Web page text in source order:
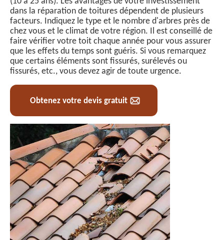
dans la réparation de toitures dépendent de plusieurs
facteurs. Indiquez le type et le nombre d'arbres près de
chez vous et le climat de votre région. Il est conseillé de
faire vérifier votre toit chaque année pour vous assurer
que les effets du temps sont guéris. Si vous remarquez
que certains éléments sont fissurés, surélevés ou
fissurés, etc., vous devez agir de toute urgence.
Obtenez votre devis gratuit